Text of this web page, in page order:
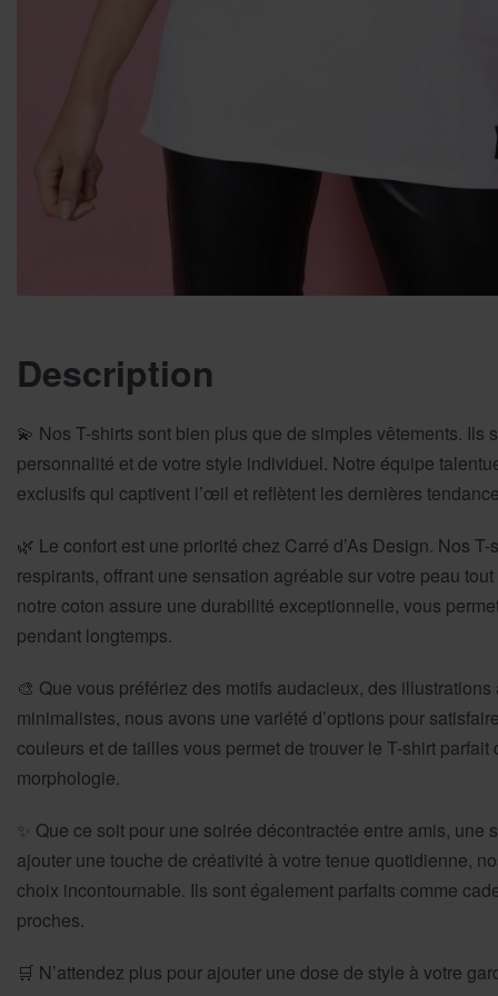
Description
💫 Nos T-shirts sont bien plus que de simples vêtements. Ils
personnalité et de votre style individuel. Notre équipe
exclusifs qui captivent l’œil et reflètent les dernières
🌿 Le confort est une priorité chez Carré d’As Design. Nos T-
respirants, offrant une sensation agréable sur votre peau
notre coton assure une durabilité exceptionnelle, vous
pendant longtemps.
🎨 Que vous préfériez des motifs audacieux, des
minimalistes, nous avons une variété d’options pour
couleurs et de tailles vous permet de trouver le T-shirt parfait
morphologie.
✨ Que ce soit pour une soirée décontractée entre amis,
ajouter une touche de créativité à votre tenue quotidienne,
choix incontournable. Ils sont également parfaits comme
proches.
🛒 N’attendez plus pour ajouter une dose de style à votre